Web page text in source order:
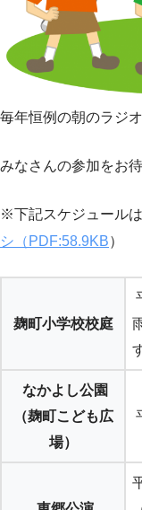
毎年恒例の朝のラジ
みなさんの参加をお
※下記スケジュール
シ（PDF:58.9KB）
麹町小学校校庭
なかよし公園
（麹町こども広
場）